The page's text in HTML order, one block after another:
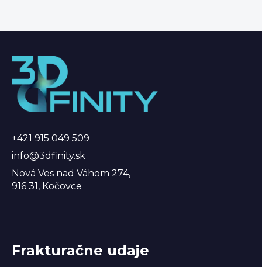
+421 915 049 509
info@3dfinity.sk
Nová Ves nad Váhom 274,
916 31, Kočovce
Frakturačne udaje